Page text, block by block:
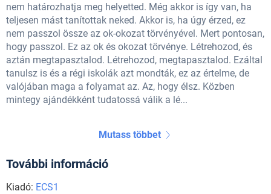
nem határozhatja meg helyetted. Még akkor is így van, ha
teljesen mást tanítottak neked. Akkor is, ha úgy érzed, ez
nem passzol össze az ok-okozat törvényével. Mert pontosan,
hogy passzol. Ez az ok és okozat törvénye. Létrehozod, és
aztán megtapasztalod. Létrehozod, megtapasztalod. Ezáltal
tanulsz is és a régi iskolák azt mondták, ez az értelme, de
valójában maga a folyamat az. Az, hogy élsz. Közben
mintegy ajándékként tudatossá válik a lé...
Mutass többet
További információ
Kiadó: ECS1